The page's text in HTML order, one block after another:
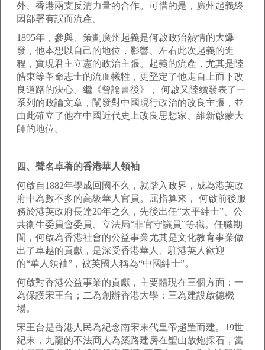
外、香港兩支反清力量的合作。可惜的是，廣州起義終
因部署有誤而流產。
1895年，參與、策劃廣州起義是何啟政治熱情的大爆
發，他本想以自己的地位，影響、左右此次起義的進
程，實現君主立憲的政治主張。起義的流產，尤其是陸
皓東等革命志士的流血犧牲，更堅定了他走自上而下改
良道路的決心。繼《曾論書後》， 何啟又陸續發表了一
系列的政論文章，闡發對中國現行政治的改良主張，並
由此確立了他在中國近代史上改良思想家、維新啟蒙大
師的地位。
四、聲名卓著的香港華人領袖
何啟自1882年學成回國不久，就踏入政界，成為港英政
府中為數不多的高級華人官員。屈指算來， 何啟前後服
務於港英政府長達20年之久，先後出任“太平紳士”、公
共衛生委員會委員、立法局“非官守議員”等職。任職期
間，何啟為香港社會的公益事業尤其是文化教育事業做
出了卓越的貢獻，是深受香港華人、駐港英人歡迎
的“華人領袖”，被英國人稱為“中國紳士”。
何啟對香港公益事業的貢獻，主要體現在三個方面：一
為保護宋王台；二為創辦香港大學；三為建設啟德機
場。
宋王台是香港人民為紀念南宋末代皇帝趙罡而建。19世
紀末，九龍的不法商人為築路建房在聖山放炮採石，當